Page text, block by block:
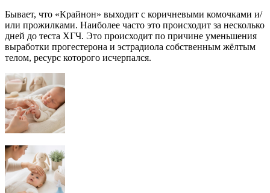
Бывает, что «Крайнон» выходит с коричневыми комочками и/
или прожилками. Наиболее часто это происходит за несколько
дней до теста ХГЧ. Это происходит по причине уменьшения
выработки прогестерона и эстрадиола собственным жёлтым
телом, ресурс которого исчерпался.